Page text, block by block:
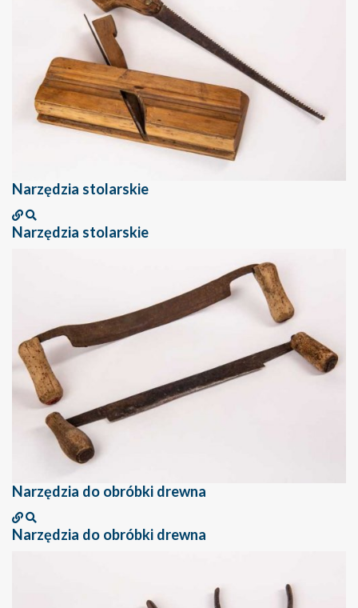
Narzędzia stolarskie
Narzędzia stolarskie
Narzędzia do obróbki drewna
Narzędzia do obróbki drewna